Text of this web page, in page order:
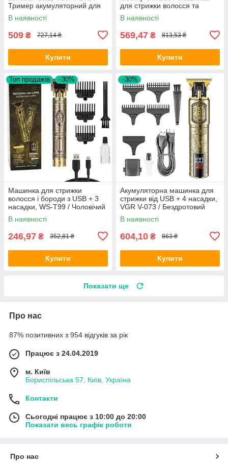
Тример акумуляторний для
стрижки бороди
В наявності
509 ₴ 727,14 ₴
Купити
для стрижки волосся та
бороди / Акумуляторний
тример для носа
В наявності
569,47 ₴ 813,53 ₴
Купити
Топ продажів –30%
Машинка для стрижки
волосся і бороди з USB + 3
насадки, WS-T99 / Чоловічий
акумуляторний тример для
стрижки
В наявності
246,97 ₴ 352,81 ₴
Купити
–30%
Акумуляторна машинка для
стрижки від USB + 4 насадки,
VGR V-073 / Бездротовий
чоловічий тример для
стрижки
В наявності
604,10 ₴ 863 ₴
Купити
Показати ще
Про нас
87% позитивних з 954 відгуків за рік
Працює з 24.04.2019
м. Київ
Бориспільська 57, Київ, Україна
Контакти
Сьогодні працює з 10:00 до 20:00
Показати весь графік роботи
Про нас